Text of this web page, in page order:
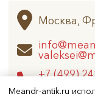
Meandr-antik.ru
Архив
Москва,
+7 (499)
+7 (925)